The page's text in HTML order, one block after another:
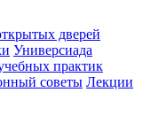
дверей
Универсиада
практик
советы Лекции